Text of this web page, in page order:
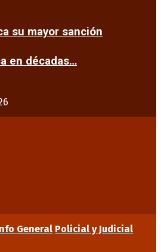
su mayor sanción
en décadas…
General Policial y Judicial